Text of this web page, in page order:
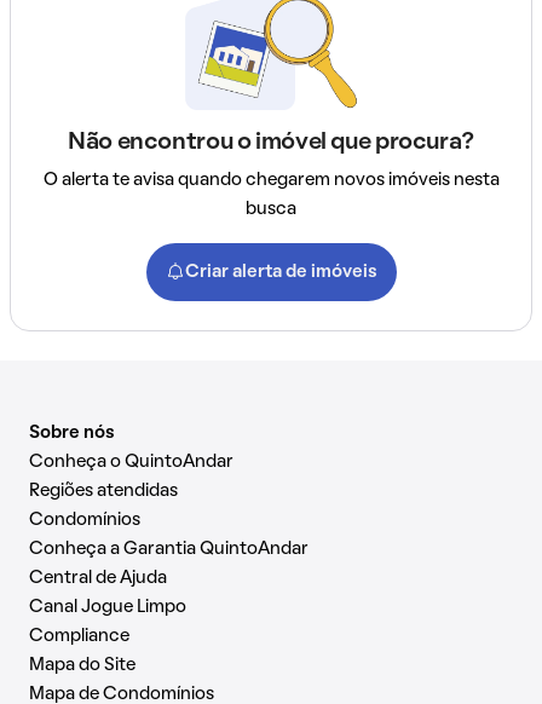
Não encontrou o imóvel que procura?
O alerta te avisa quando chegarem novos imóveis nesta
busca
Criar alerta de imóveis
Sobre nós
Conheça o QuintoAndar
Regiões atendidas
Condomínios
Conheça a Garantia QuintoAndar
Central de Ajuda
Canal Jogue Limpo
Compliance
Mapa do Site
Mapa de Condomínios